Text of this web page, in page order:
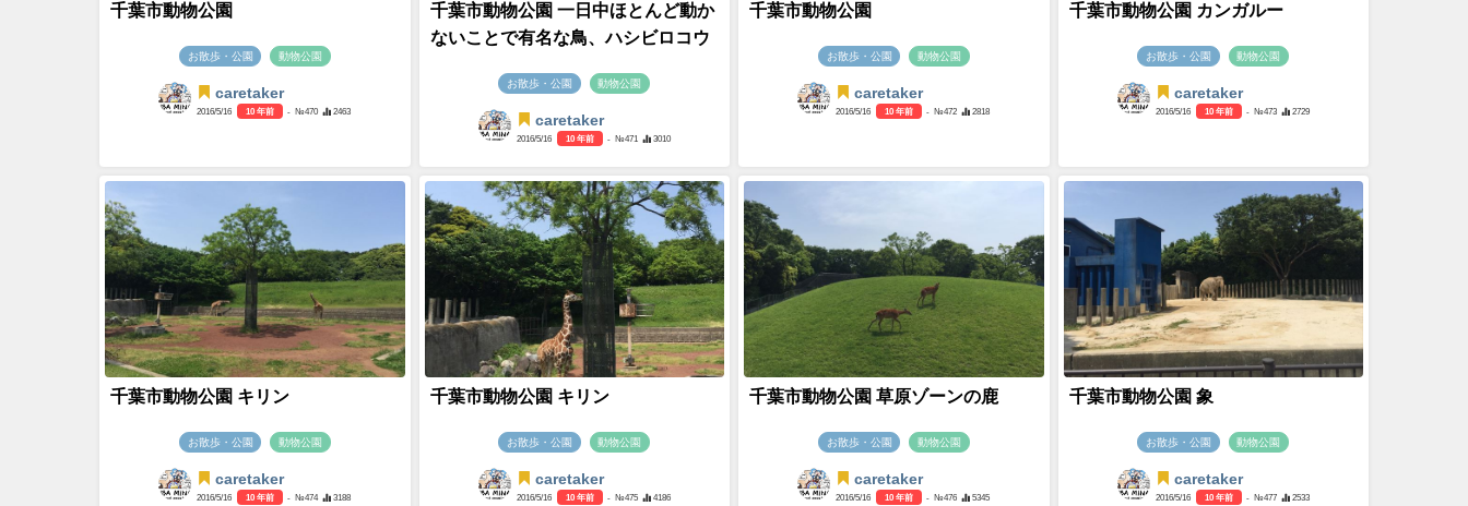
千葉市動物公園
お散歩・公園 動物公園
caretaker
2016/5/16 10 年前 - №470 2463
千葉市動物公園 一日中ほとんど動か
ないことで有名な鳥、ハシビロコウ
お散歩・公園 動物公園
caretaker
2016/5/16 10 年前 - №471 3010
千葉市動物公園
お散歩・公園 動物公園
caretaker
2016/5/16 10 年前 - №472 2818
千葉市動物公園 カンガルー
お散歩・公園 動物公園
caretaker
2016/5/16 10 年前 - №473 2729
千葉市動物公園 キリン
お散歩・公園 動物公園
caretaker
2016/5/16 10 年前 - №474 3188
千葉市動物公園 キリン
お散歩・公園 動物公園
caretaker
2016/5/16 10 年前 - №475 4186
千葉市動物公園 草原ゾーンの鹿
お散歩・公園 動物公園
caretaker
2016/5/16 10 年前 - №476 5345
千葉市動物公園 象
お散歩・公園 動物公園
caretaker
2016/5/16 10 年前 - №477 2533